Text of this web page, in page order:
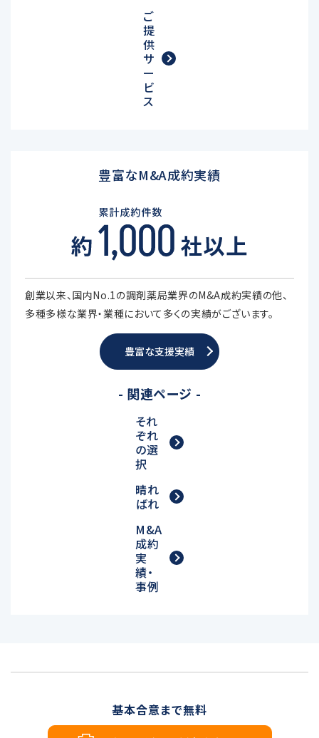
ご
提
供
サ
ー
ビ
ス
豊富なM&A成約実績
創業以来、国内No.1の調剤薬局業界のM&A成約実績の他、
多種多様な業界・業種において多くの実績がございます。
豊富な支援実績
- 関連ページ -
それ
ぞれ
の選
択
晴れ
ばれ
M&A
成約
実
績・
事例
基本合意まで無料